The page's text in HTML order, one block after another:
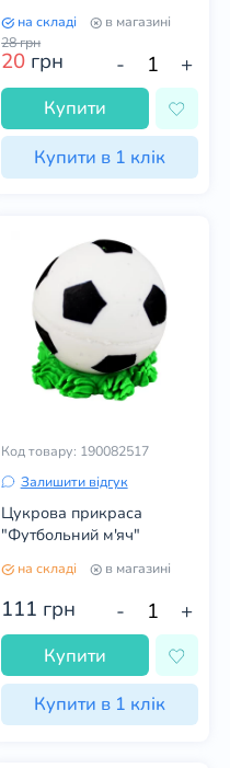
ЖОВТІ"" 4ШТ
на складі
в магазині
28грн
20 грн - +
Купити
Купити в 1 клік
Код товару: 190082517
Залишити відгук
Цукрова прикраса
"Футбольний м'яч"
на складі в магазині
111 грн - +
Купити
Купити в 1 клік